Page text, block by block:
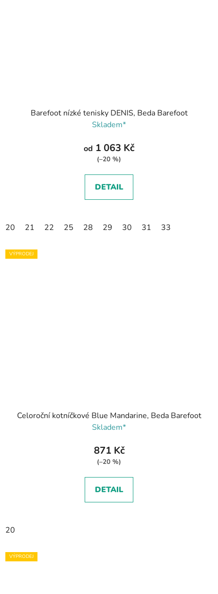
Barefoot nízké tenisky DENIS, Beda Barefoot
Skladem*
od 1 063 Kč
(–20 %)
DETAIL
20 21 22 25 28 29 30 31 33
VÝPRODEJ
Celoroční kotníčkové Blue Mandarine, Beda Barefoot
Skladem*
871 Kč
(–20 %)
DETAIL
20
VÝPRODEJ